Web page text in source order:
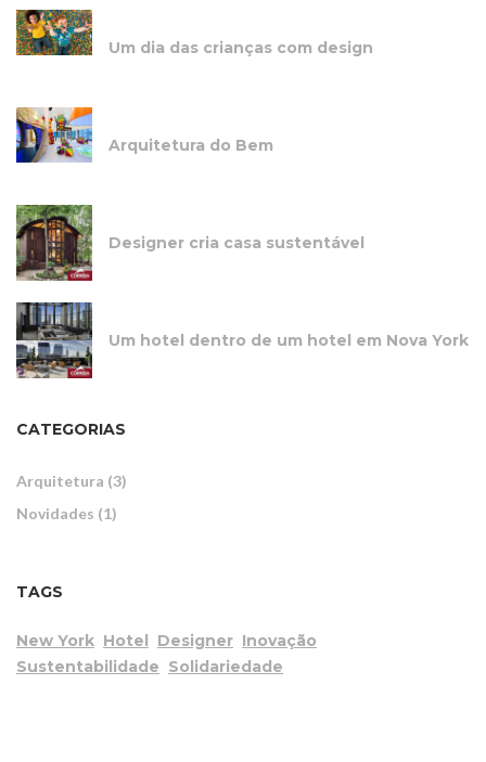
Um dia das crianças com design
Arquitetura do Bem
Designer cria casa sustentável
Um hotel dentro de um hotel em Nova York
CATEGORIAS
Arquitetura (3)
Novidades (1)
TAGS
New York Hotel Designer Inovação
Sustentabilidade Solidariedade